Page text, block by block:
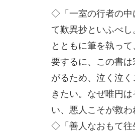
◇「一室の行者の中
て歎異抄といふべ
とともに筆を執っ
要するに、この書
がるため、泣く泣
きたい。なぜ唯円
い、悪人こそが救
◇「善人なおもて往